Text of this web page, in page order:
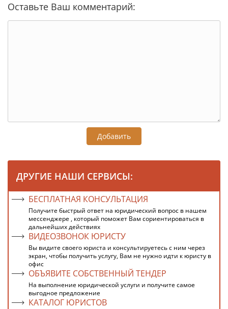
Оставьте Ваш комментарий:
Добавить
ДРУГИЕ НАШИ СЕРВИСЫ:
БЕСПЛАТНАЯ КОНСУЛЬТАЦИЯ
Получите быстрый ответ на юридический вопрос в нашем
мессенджере , который поможет Вам сориентироваться в
дальнейших действиях
ВИДЕОЗВОНОК ЮРИСТУ
Вы видите своего юриста и консультируетесь с ним через
экран, чтобы получить услугу, Вам не нужно идти к юристу в
офис
ОБЪЯВИТЕ СОБСТВЕННЫЙ ТЕНДЕР
На выполнение юридической услуги и получите самое
выгодное предложение
КАТАЛОГ ЮРИСТОВ